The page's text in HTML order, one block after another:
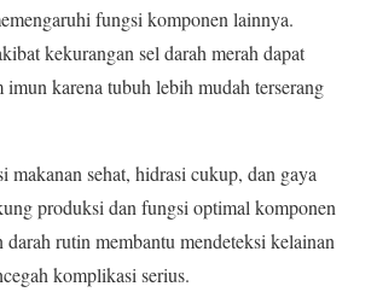
fungsi komponen lainnya.
kekurangan sel darah merah dapat
imun karena tubuh lebih mudah terserang
makanan sehat, hidrasi cukup, dan gaya
produksi dan fungsi optimal komponen
darah rutin membantu mendeteksi kelainan
komplikasi serius.